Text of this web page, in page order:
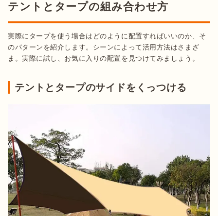
テントとタープの組み合わせ方
実際にタープを使う場合はどのように配置すればいいのか、そ
のパターンを紹介します。シーンによって活用方法はさまざ
ま。実際に試し、お気に入りの配置を見つけてみましょう。
テントとタープのサイドをくっつける